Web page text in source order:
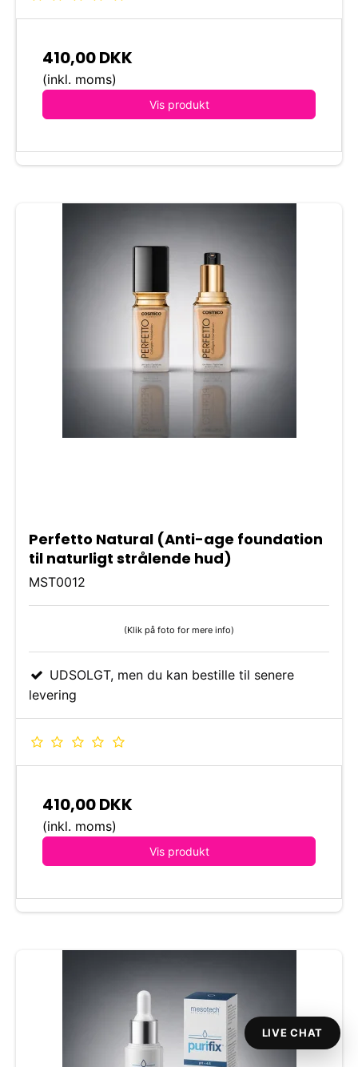
410,00 DKK
(inkl. moms)
Vis produkt
Perfetto Natural (Anti-age foundation
til naturligt strålende hud)
MST0012
(Klik på foto for mere info)
UDSOLGT, men du kan bestille til senere
levering
410,00 DKK
(inkl. moms)
Vis produkt
LIVE CHAT